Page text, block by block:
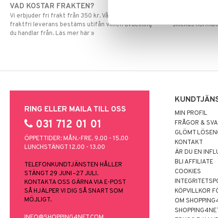
Flaskor
Matlådor
Termoskannor
Tallrikar
Assietter
Djupa tallrikar
Ugns- & Bakformar
Uppläggningsfat & Skålar
VAD KOSTAR FRAKTEN?
Vi erbjuder fri frakt från 350 kr. Vår gräns för
fraktfri leverans bestäms utifån vilken avdelning
du handlar från. Läs mer här »
Beställningar
skickas
RING ELLER MAILA TILL OSS
031 712 01 01
ÖPPETTIDER: MÅN.-FRE. 9.00 - 15.00
LUNCHSTÄNGT 12.00 - 13.00
TELEFONKUNDTJÄNSTEN HÅLLER
STÄNGT 29 JUNI–27 JULI.
KONTAKTA OSS GÄRNA VIA E-POST
SÅ HJÄLPER VI DIG SÅ SNART SOM
MÖJLIGT.
MIN PROFIL
FRÅGOR &
GLÖMT
KONTAKT
ÄR DU EN
BLI AFFILIATE
COOKIES
KÖPVILLKOR
OM